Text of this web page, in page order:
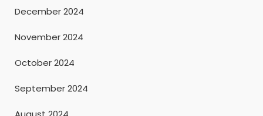
December 2024
November 2024
October 2024
September 2024